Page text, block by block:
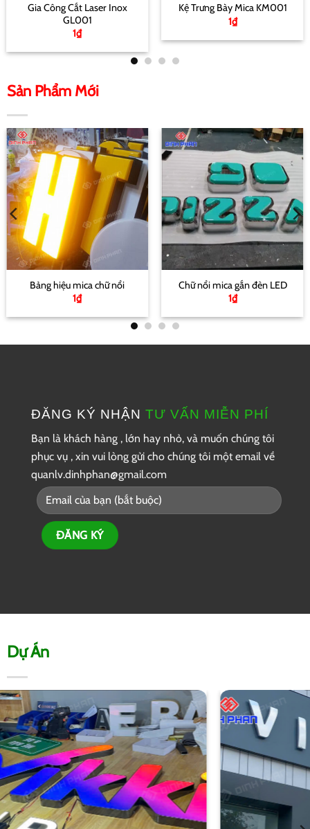
Gia Công Cắt Laser Inox
GL001
1₫
Kệ Trưng Bày Mica KM001
1₫
Sản Phẩm Mới
Bảng hiệu mica chữ nổi
1₫
Chữ nổi mica gắn đèn LED
1₫
ĐĂNG KÝ NHẬNTƯ VẤN MIỄN PHÍ
Bạn là khách hàng , lớn hay nhỏ, và muốn chúng tôi
phục vụ , xin vui lòng gửi cho chúng tôi một email về
quanlv.dinhphan@gmail.com
Dự Án